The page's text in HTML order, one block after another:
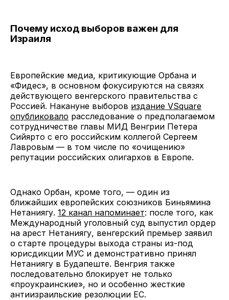
Почему исход выборов важен для
Израиля
Европейские медиа, критикующие Орбана и
«Фидес», в основном фокусируются на связях
действующего венгерского правительства с
Россией. Накануне выборов издание VSquare
опубликовало расследование о предполагаемом
сотрудничестве главы МИД Венгрии Петера
Сийярто с его российским коллегой Сергеем
Лавровым — в том числе по «очищению»
репутации российских олигархов в Европе.
Однако Орбан, кроме того, — один из
ближайших европейских союзников Биньямина
Нетаниягу. 12 канал напоминает: после того, как
Международный уголовный суд выпустил ордер
на арест Нетаниягу, венгерский премьер заявил
о старте процедуры выхода страны из-под
юрисдикции МУС и демонстративно принял
Нетаниягу в Будапеште. Венгрия также
последовательно блокирует не только
«проукраинские», но и особенно жесткие
антиизраильские резолюции ЕС.